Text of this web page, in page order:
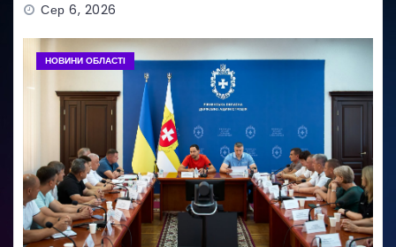
Сер 6, 2026
НОВИНИ ОБЛАСТІ